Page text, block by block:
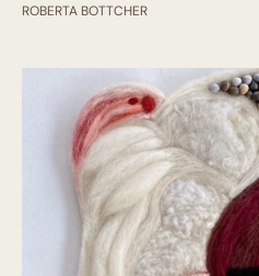
ROBERTA BOTTCHER